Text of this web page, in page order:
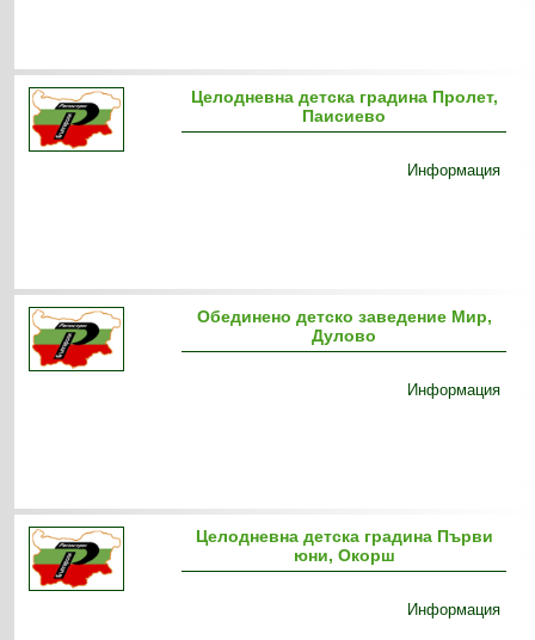
Целодневна детска градина Пролет,
Паисиево
Информация
Обединено детско заведение Мир,
Дулово
Информация
Целодневна детска градина Първи
юни, Окорш
Информация